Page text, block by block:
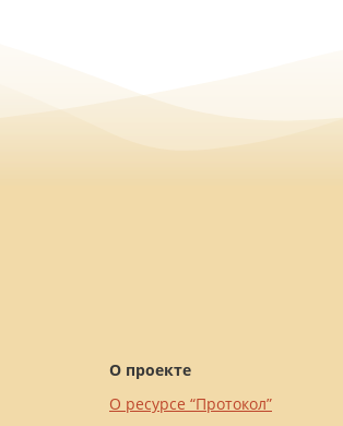
О проекте
О ресурсе “Протокол”